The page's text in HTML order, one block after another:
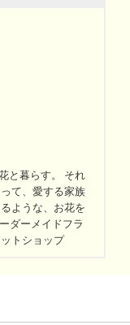
と暮らす。 それ
て、愛する家族
ような、お花を
ダーメイドフラ
トショップ